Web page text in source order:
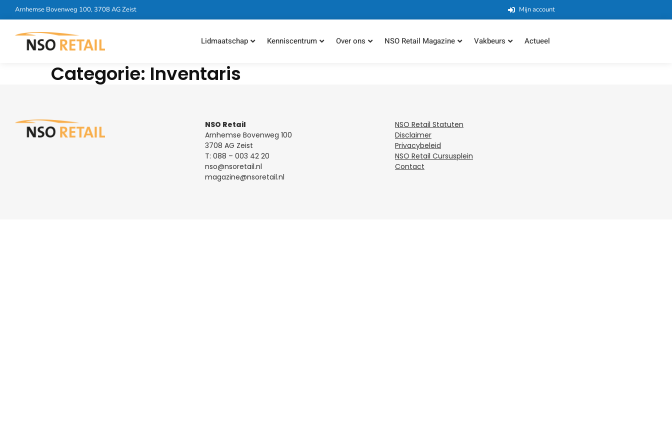
Arnhemse Bovenweg 100, 3708 AG Zeist Mijn account
Lidmaatschap Kenniscentrum Over ons NSO Retail Magazine Vakbeurs Actueel
Categorie: Inventaris
NSO Retail
Arnhemse Bovenweg 100
3708 AG Zeist
T: 088 – 003 42 20
nso@nsoretail.nl
magazine@nsoretail.nl
NSO Retail Statuten
Disclaimer
Privacybeleid
NSO Retail Cursusplein
Contact